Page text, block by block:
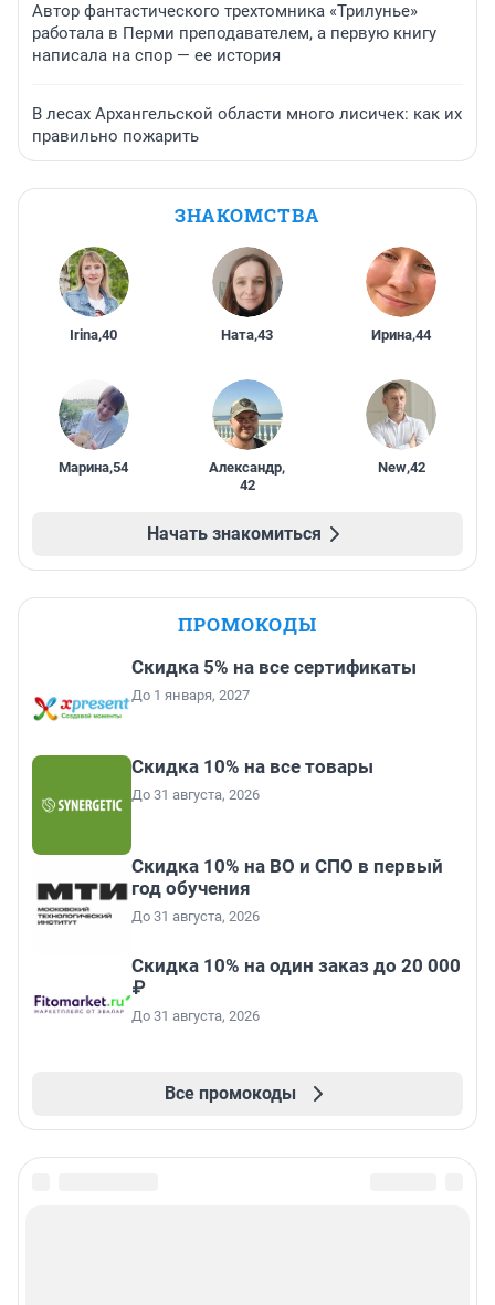
Автор фантастического трехтомника «Трилунье»
работала в Перми преподавателем, а первую книгу
написала на спор — ее история
В лесах Архангельской области много лисичек: как их
правильно пожарить
ЗНАКОМСТВА
Irina,40 Ната,43 Ирина,44
Марина,54 Александр,
42
New,42
Начать знакомиться
ПРОМОКОДЫ
Скидка 5% на все сертификаты
До 1 января, 2027
Скидка 10% на все товары
До 31 августа, 2026
Скидка 10% на ВО и СПО в первый
год обучения
До 31 августа, 2026
Скидка 10% на один заказ до 20 000
₽
До 31 августа, 2026
Все промокоды